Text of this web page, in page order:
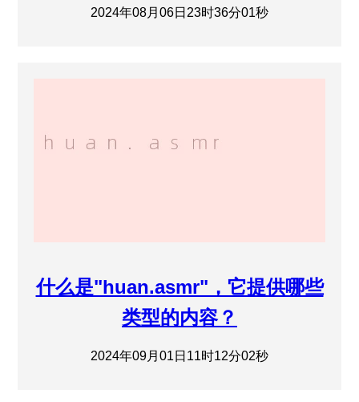
2024年08月06日23时36分01秒
什么是"huan.asmr"，它提供哪些
类型的内容？
2024年09月01日11时12分02秒